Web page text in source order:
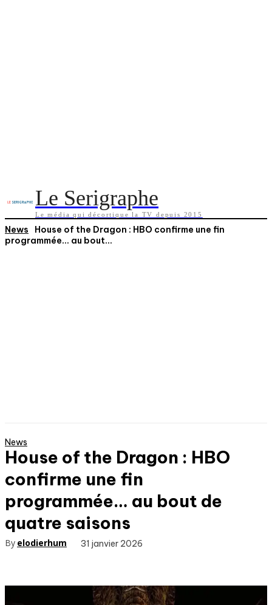
Le Serigraphe
Le média qui décortique la TV depuis 2015
News
House of the Dragon : HBO confirme une fin
programmée… au bout...
News
House of the Dragon : HBO
confirme une fin
programmée… au bout de
quatre saisons
By elodierhum 31 janvier 2026